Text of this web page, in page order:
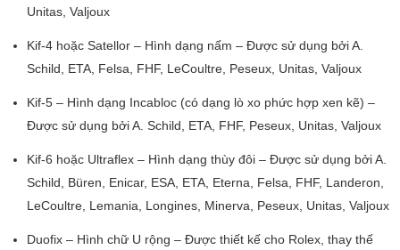
Unitas, Valjoux
Kif-4 hoặc Satellor – Hình dạng nấm – Được sử dụng bởi A.
Schild, ETA, Felsa, FHF, LeCoultre, Peseux, Unitas, Valjoux
Kif-5 – Hình dạng Incabloc (có dạng lò xo phức hợp xen kẽ) –
Được sử dụng bởi A. Schild, ETA, FHF, Peseux, Unitas, Valjoux
Kif-6 hoặc Ultraflex – Hình dạng thùy đôi – Được sử dụng bởi A.
Schild, Büren, Enicar, ESA, ETA, Eterna, Felsa, FHF, Landeron,
LeCoultre, Lemania, Longines, Minerva, Peseux, Unitas, Valjoux
Duofix – Hình chữ U rộng – Được thiết kế cho Rolex, thay thế